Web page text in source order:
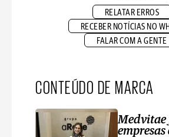
RELATAR ERROS
RECEBER NOTÍCIAS NO
FALAR COM A GENTE
CONTEÚDO DE MARCA
Medvitae
empresas